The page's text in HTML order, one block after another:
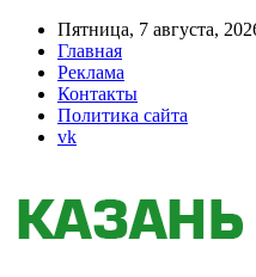
Пятница, 7 августа,
Главная
Реклама
Контакты
Политика сайта
vk